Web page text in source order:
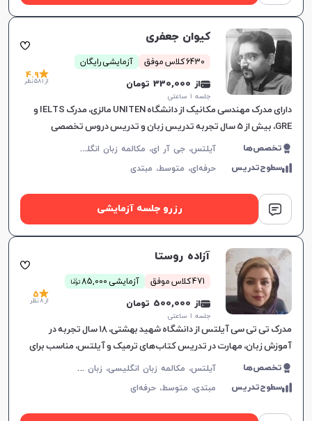
کیوان جعفری
6430 کلاس موفق آزمایشی رایگان
از 330,000 تومان
جلسه ۱ ساعتی
4.9
از 581 نظر
دارای مدرک مهندسی مکانیک از دانشگاه UNITEN مالزی، مدرک IELTS و
GRE، بیش از 5 سال تجربه تدریس زبان و تدریس دروس تخصصی
مهندسی، فعالیت به عنوان مترجم در پلتفرم‌های آموزشی آنلاین،
تخصص‌ها آ
یلتس، جی آر ای، مکالمه زبان انگلیسی، زبان انگلیسی عمومی، گرامر زبان انگلیسی، زبان انگلیسی آمریکایی
سطوح‌تدریس حرفه‌ای، متوسط، مبتدی
رزرو جلسه آزمایشی
آزاده روستا
471 کلاس موفق آزمایشی 85,000 توما
ن
از 500,000 تومان
جلسه ۱ ساعتی
5
از 8 نظر
مدرک تی تی سی آیلتس از دانشگاه شهید بهشتی، ۱۸ سال تجربه در
آموزش زبان، مهارت در تدریس کتاب‌های ترمیک و آیلتس، مناسب برای
تمام سطوح، بهبود سریع در یادگیری.
تخصص‌ها آ
یلتس، مکالمه زبان انگلیسی، زبان انگلیسی عمومی، گرامر زبان انگلیسی، زبان انگلیسی تجاری، زبان انگلیسی آمریکایی، زبان انگلیسی کنکور سراسری، زبان انگلیسی کنکور کاردانی، زبان انگلیسی کنکور ارشد، زبان انگلیسی کنکور دکتری، زبان انگلیسی هفتم دبیرستان، زبان انگلیسی هشتم دبیرستان، زبان انگلیسی نهم دبیرستان، زبان انگلیسی دهم دبیرستان، زبان انگلیسی یازدهم دبیرستان، زبان انگلیسی دوازدهم دبیرستان، تافل، جی آر ای، دولینگو، تولیمو
سطوح‌تدریس مبتدی، متوسط،حرفه‌ای